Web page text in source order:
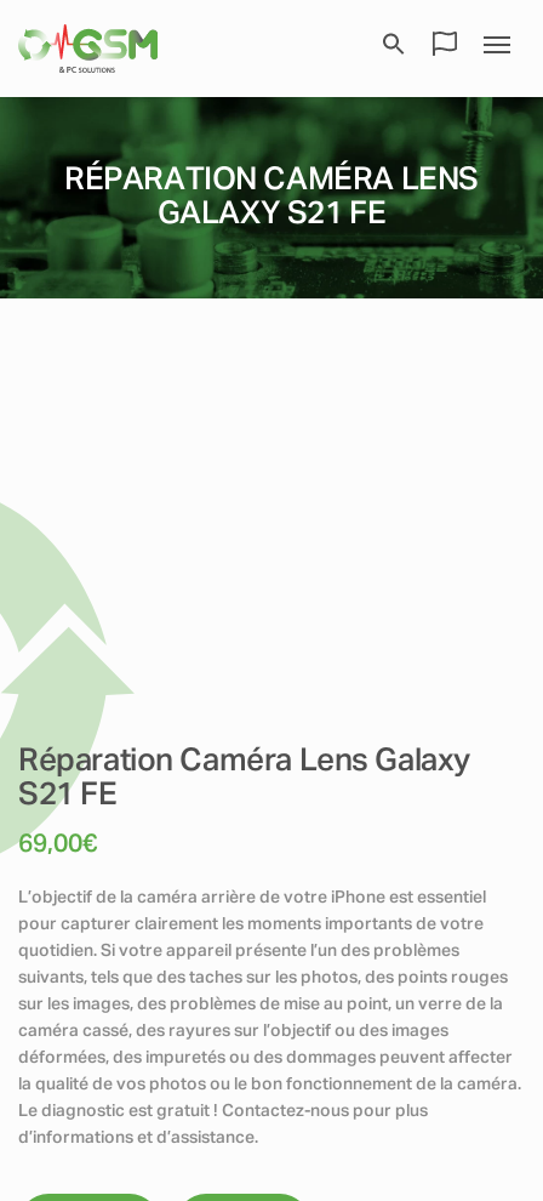
RÉPARATION CAMÉRA LENS
GALAXY S21 FE
Réparation Caméra Lens Galaxy
S21 FE
69,00€
L’objectif de la caméra arrière de votre iPhone est essentiel
pour capturer clairement les moments importants de votre
quotidien. Si votre appareil présente l’un des problèmes
suivants, tels que des taches sur les photos, des points rouges
sur les images, des problèmes de mise au point, un verre de la
caméra cassé, des rayures sur l’objectif ou des images
déformées, des impuretés ou des dommages peuvent affecter
la qualité de vos photos ou le bon fonctionnement de la caméra.
Le diagnostic est gratuit ! Contactez-nous pour plus
d’informations et d’assistance.